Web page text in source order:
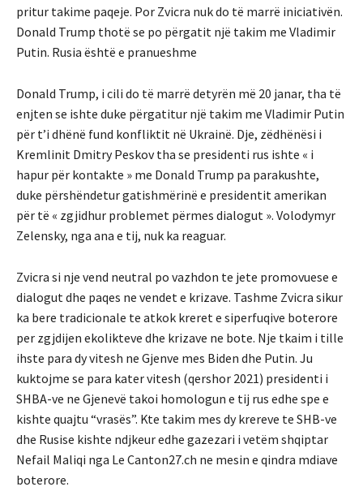
pritur takime paqeje. Por Zvicra nuk do të marrë iniciativën.
Donald Trump thotë se po përgatit një takim me Vladimir
Putin. Rusia është e pranueshme
Donald Trump, i cili do të marrë detyrën më 20 janar, tha të
enjten se ishte duke përgatitur një takim me Vladimir Putin
për t’i dhënë fund konfliktit në Ukrainë. Dje, zëdhënësi i
Kremlinit Dmitry Peskov tha se presidenti rus ishte « i
hapur për kontakte » me Donald Trump pa parakushte,
duke përshëndetur gatishmërinë e presidentit amerikan
për të « zgjidhur problemet përmes dialogut ». Volodymyr
Zelensky, nga ana e tij, nuk ka reaguar.
Zvicra si nje vend neutral po vazhdon te jete promovuese e
dialogut dhe paqes ne vendet e krizave. Tashme Zvicra sikur
ka bere tradicionale te atkok kreret e siperfuqive boterore
per zgjdijen ekolikteve dhe krizave ne bote. Nje tkaim i tille
ihste para dy vitesh ne Gjenve mes Biden dhe Putin. Ju
kuktojme se para kater vitesh (qershor 2021) presidenti i
SHBA-ve ne Gjenevë takoi homologun e tij rus edhe spe e
kishte quajtu “vrasës”. Kte takim mes dy krereve te SHB-ve
dhe Rusise kishte ndjkeur edhe gazezari i vetëm shqiptar
Nefail Maliqi nga Le Canton27.ch ne mesin e qindra mdiave
boterore.